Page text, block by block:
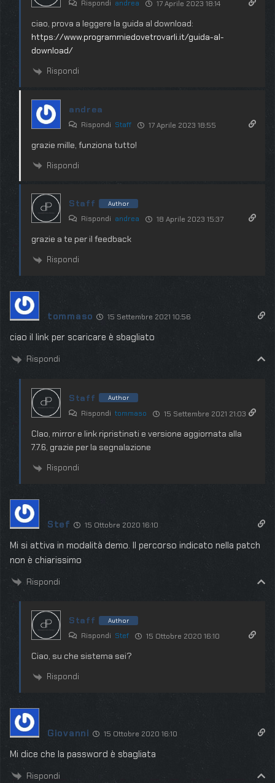
Rispondi andrea 17 Aprile 2023 18:14
ciao, prova a leggere la guida al download:
https://www.programmiedovetrovarli.it/guida-al-
download/
Rispondi
andrea
Rispondi Staff 17 Aprile 2023 18:55
grazie mille, funziona tutto!
Rispondi
Staff Author
Rispondi andrea 18 Aprile 2023 15:37
grazie a te per il feedback
Rispondi
tommaso 15 Settembre 2021 10:56
ciao il link per scaricare è sbagliato
Rispondi
Staff Author
Rispondi tommaso 15 Settembre 2021 21:03
CIao, mirror e link ripristinati e versione aggiornata alla
7.7.6, grazie per la segnalazione
Rispondi
Stef 15 Ottobre 2020 16:10
Mi si attiva in modalità demo. Il percorso indicato nella patch
non è chiarissimo
Rispondi
Staff Author
Rispondi Stef 15 Ottobre 2020 16:10
Ciao, su che sistema sei?
Rispondi
Giovanni 15 Ottobre 2020 16:10
Mi dice che la password è sbagliata
Rispondi